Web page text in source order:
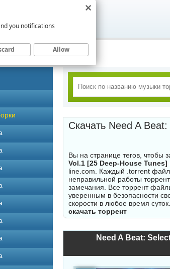
Скачать Need A
Вы на странице тегов, чтобы
Vol.1 [25 Deep-House
line.com. Каждый .torrent файл
неправильной работы
замечания. Все торрент
уверенным в безопасности
скорости в любое время суток.
скачать торрент
Need A Beat:
you notifications
Allow